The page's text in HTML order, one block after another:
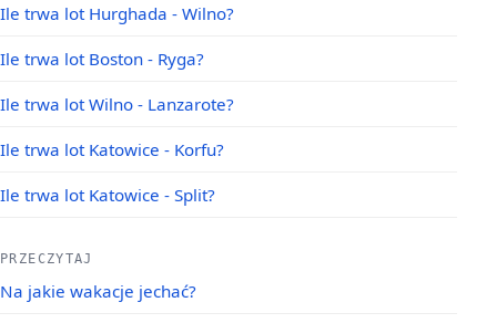
Ile trwa lot Hurghada - Wilno?
Ile trwa lot Boston - Ryga?
Ile trwa lot Wilno - Lanzarote?
Ile trwa lot Katowice - Korfu?
Ile trwa lot Katowice - Split?
PRZECZYTAJ
Na jakie wakacje jechać?